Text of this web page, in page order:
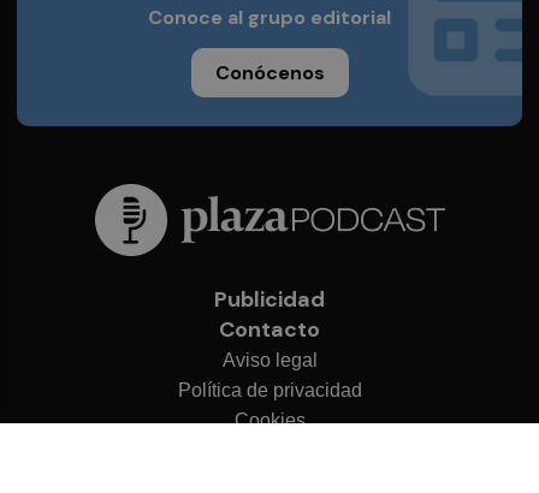
Conoce al grupo editorial
Conócenos
Publicidad
Contacto
Aviso legal
Política de privacidad
Cookies